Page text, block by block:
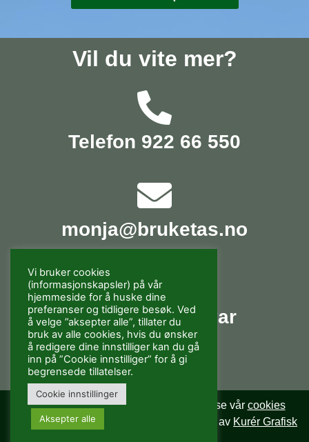
Vil du vite mer?
Telefon 922 66 550
monja@bruketas.no
Spørsmål og svar
Vi bruker cookies. For mer informasjon se vår cookies
policyogpersonvernerklæring . Produsert av Kurér Grafisk
Vi bruker cookies
(informasjonskapsler) på vår
hjemmeside for å huske dine
preferanser og tidligere besøk. Ved
å velge ”aksepter alle”, tillater du
bruk av alle cookies, hvis du ønsker
å redigere dine innstilliger kan du gå
inn på ”Cookie innstilliger” for å gi
begrensede tillatelser.
Cookie innstillinger
Aksepter alle